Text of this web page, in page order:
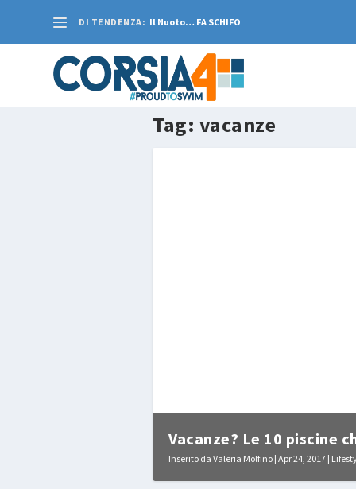
DI TENDENZA: Il Nuoto… FA SCHIFO
Tag: vacanze
Vacanze? Le 10 piscine
Inserito da Valeria Molfino | Apr 24, 2017 |